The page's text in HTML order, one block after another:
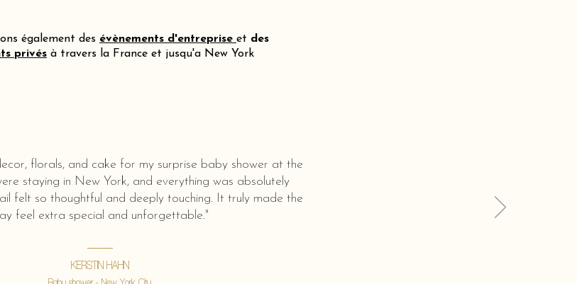
également des évènements d'entreprise et des
privés à travers la France et jusqu'a New York
florals, and cake for my surprise baby shower at the
staying in New York, and everything was absolutely
felt so thoughtful and deeply touching. It truly made the
feel extra special and unforgettable."
KERSTIN HAHN